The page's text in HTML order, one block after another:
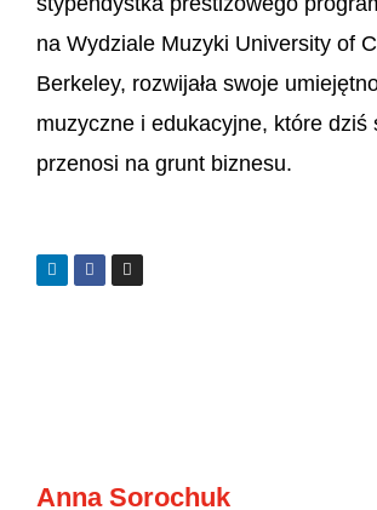
na Wydziale Muzyki University of
Berkeley, rozwijała swoje
muzyczne i edukacyjne, które dziś
przenosi na grunt biznesu.
Anna Sorochuk